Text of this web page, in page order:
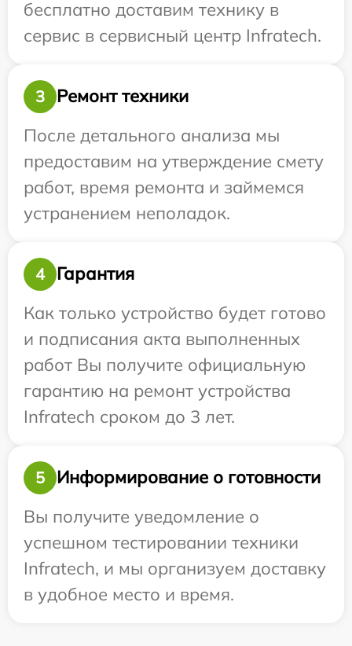
бесплатно доставим технику в
сервис в сервисный центр Infratech.
3
Ремонт техники
После детального анализа мы
предоставим на утверждение смету
работ, время ремонта и займемся
устранением неполадок.
4
Гарантия
Как только устройство будет готово
и подписания акта выполненных
работ Вы получите официальную
гарантию на ремонт устройства
Infratech сроком до 3 лет.
5
Информирование о готовности
Вы получите уведомление о
успешном тестировании техники
Infratech, и мы организуем доставку
в удобное место и время.